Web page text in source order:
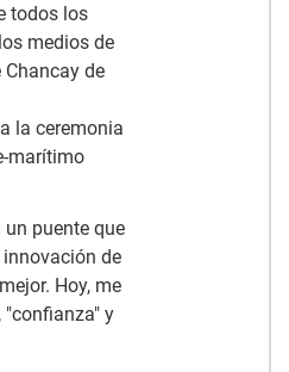
todos los
medios de
Chancay de
la ceremonia
marítimo
puente que
de
Hoy, me
y